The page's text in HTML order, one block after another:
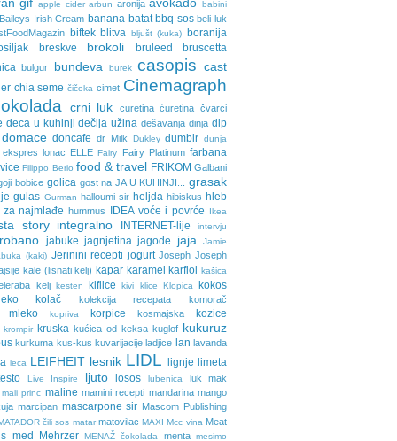
gif apple cider arbun aronija avokado babini
Baileys Irish Cream banana batat bbq sos beli luk
biftek blitva bljušt (kuka)
boranija
breskve brokoli bruleed
bruscetta
bulgur bundeva burek casopis cast
chia seme čičoka cimet Cinemagraph
crni luk curetina ćuretina čvarci
deca u kuhinji dečija užina dešavanja dinja dip
domace doncafe dr Milk Dukley đumbir dunja
ekspres lonac ELLE Fairy Fairy Platinum farbana
Filippo Berio food & travel FRIKOM Galbani
bobice golica gost na JA U KUHINJI... grasak
gulas Gurman halloumi sir heljda hibiskus hleb
za najmlađe hummus IDEA voće i povrće Ikea
story integralno INTERNET-lije intervju
jabuke jagnjetina jagode jaja
Jamie
(kaki) Jerinini recepti jogurt Joseph Joseph
kale (lisnati kelj) kapar karamel karfiol kašica
kelj kesten kiflice kivi klice Klopica
kokos
kolač kolekcija recepata komorač
mleko kopriva korpice kosmajska kozice
krompir kruska kućica od keksa kuglof kukuruz
kurkuma kus-kus kuvarijacije ladjice lan lavanda
leca LEIFHEIT lesnik LIDL lignje limeta
Live Inspire ljuto losos lubenica luk mak
mali princ maline mamini recepti mandarina mango
marcipan mascarpone sir Mascom Publishing
čili sos matar matovilac MAXI Mcc vina Meat
med Mehrzer MENAŽ čokolada menta mesimo